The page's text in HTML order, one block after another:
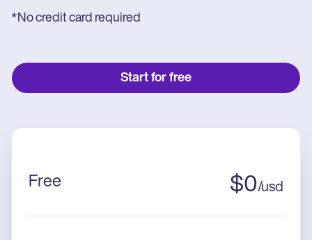
*No credit card required
Start for free
Free $0/usd